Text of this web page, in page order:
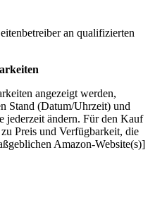
an qualifizierten
angezeigt werden,
Stand (Datum/Uhrzeit) und
jederzeit ändern. Für den Kauf
Preis und Verfügbarkeit, die
Amazon-Website(s)]